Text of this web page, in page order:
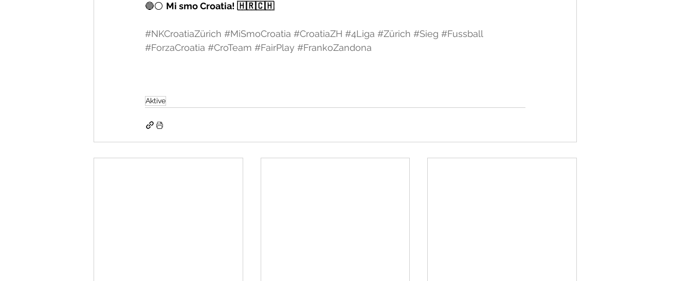
🔵⚪ Mi smo Croatia! 🇭🇷🇨🇭
#NKCroatiaZürich #MiSmoCroatia #CroatiaZH #4Liga #Zürich #Sieg #Fussball
#ForzaCroatia #CroTeam #FairPlay #FrankoZandona
Aktive